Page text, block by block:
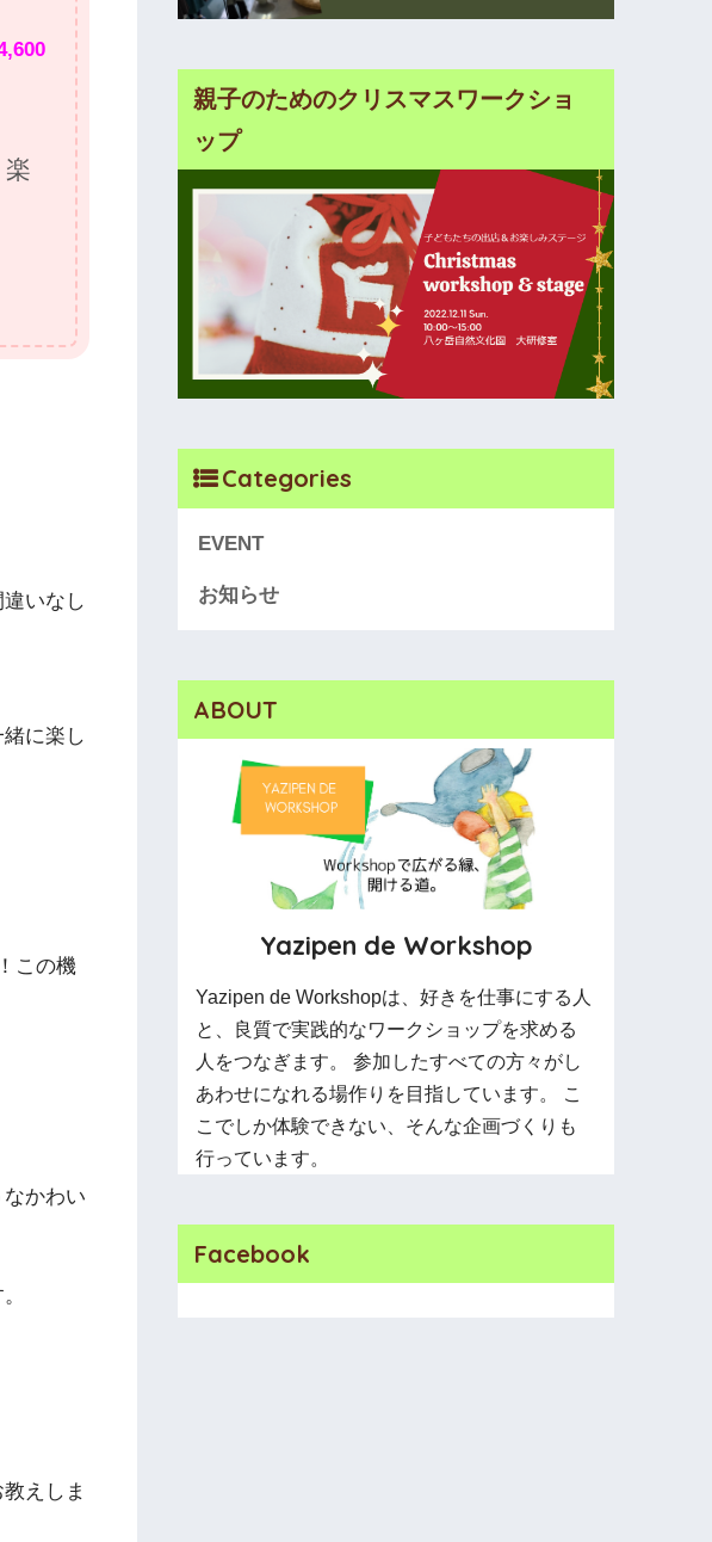
楽
いなし
に楽し
この機
かわい
えしま
親子のためのクリスマスワークショ
ップ
Categories
EVENT
お知らせ
ABOUT
Yazipen de Workshop
Yazipen de Workshopは、好きを仕事にする人
と、良質で実践的なワークショップを求める
人をつなぎます。 参加したすべての方々がし
あわせになれる場作りを目指しています。 こ
こでしか体験できない、そんな企画づくりも
行っています。
Facebook